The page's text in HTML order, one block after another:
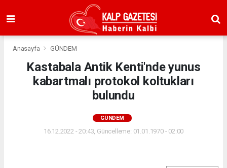
Anasayfa GÜNDEM
Kastabala Antik Kenti'nde yunus
kabartmalı protokol koltukları
bulundu
GÜNDEM
16.12.2022 - 20:43, Güncelleme: 01.01.1970 - 02:00